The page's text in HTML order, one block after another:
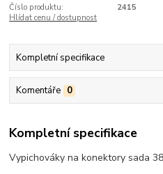
Číslo produktu:
2415
Hlídat cenu / dostupnost
Kompletní specifikace
Komentáře 0
Kompletní specifikace
Vypichováky na konektory sada